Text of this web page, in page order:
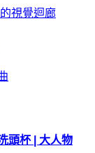
頭杯 | 大人物